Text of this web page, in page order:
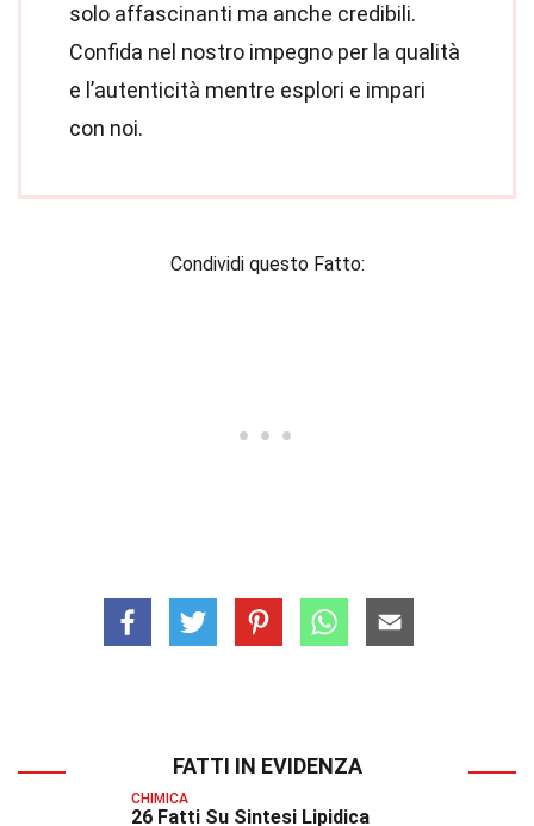
solo affascinanti ma anche credibili.
Confida nel nostro impegno per la qualità
e l’autenticità mentre esplori e impari
con noi.
Condividi questo Fatto:
FATTI IN EVIDENZA
CHIMICA
26 Fatti Su Sintesi Lipidica